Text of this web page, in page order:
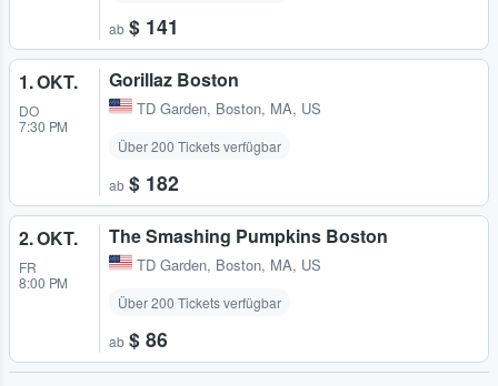
ab $ 141
1. OKT.
DO
7:30 PM
Gorillaz Boston
TD Garden, Boston, MA, US
Über 200 Tickets verfügbar
ab $ 182
2. OKT.
FR
8:00 PM
The Smashing Pumpkins Boston
TD Garden, Boston, MA, US
Über 200 Tickets verfügbar
ab $ 86